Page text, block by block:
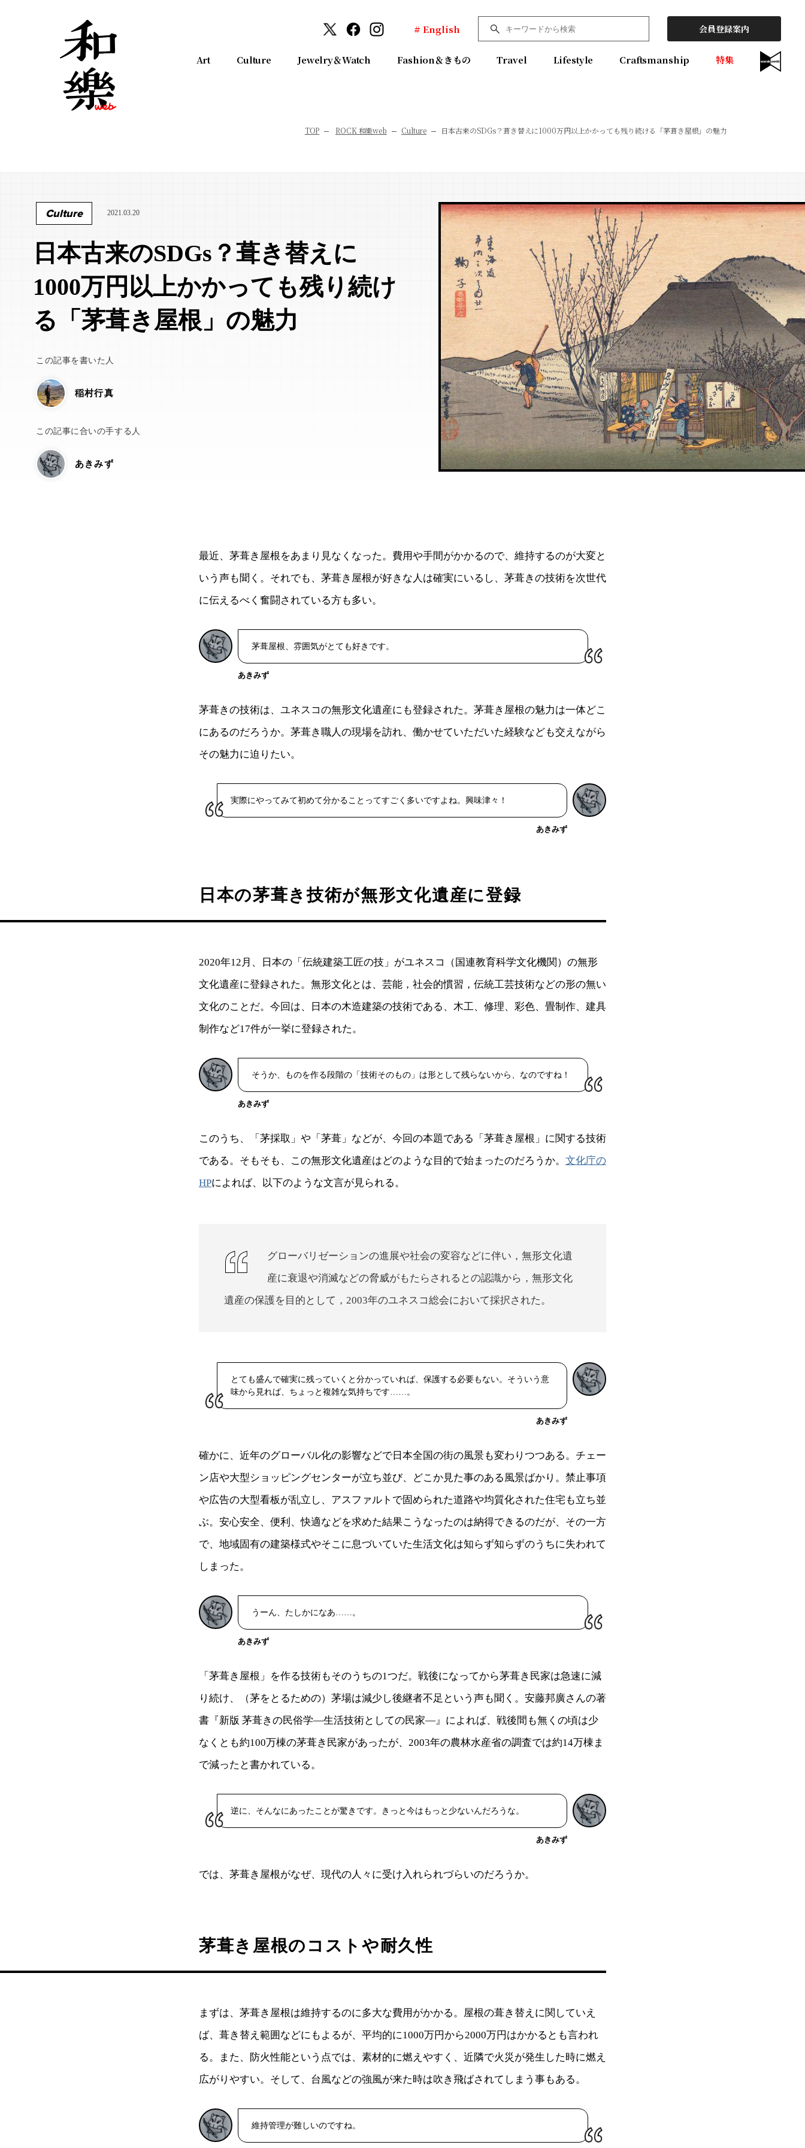
# English 会員登録案内
Art Culture Jewelry＆Watch Fashion＆きもの Travel Lifestyle Craftsmanship 特集
TOP ROCK 和樂web Culture 日本古来のSDGs？葺き替えに1000万円以上かかっても残り続ける「茅葺き屋根」の魅力
Culture 2021.03.20
日本古来のSDGs？葺き替えに
1000万円以上かかっても残り続け
る「茅葺き屋根」の魅力
この記事を書いた人
稲村行真
この記事に合いの手する人
あきみず
最近、茅葺き屋根をあまり見なくなった。費用や手間がかかるので、維持するのが大変と
いう声も聞く。それでも、茅葺き屋根が好きな人は確実にいるし、茅葺きの技術を次世代
に伝えるべく奮闘されている方も多い。
茅葺屋根、雰囲気がとても好きです。
あきみず
茅葺きの技術は、ユネスコの無形文化遺産にも登録された。茅葺き屋根の魅力は一体どこ
にあるのだろうか。茅葺き職人の現場を訪れ、働かせていただいた経験なども交えながら
その魅力に迫りたい。
実際にやってみて初めて分かることってすごく多いですよね。興味津々！
あきみず
日本の茅葺き技術が無形文化遺産に登録
2020年12月、日本の「伝統建築工匠の技」がユネスコ（国連教育科学文化機関）の無形
文化遺産に登録された。無形文化とは、芸能，社会的慣習，伝統工芸技術などの形の無い
文化のことだ。今回は、日本の木造建築の技術である、木工、修理、彩色、畳制作、建具
制作など17件が一挙に登録された。
そうか、ものを作る段階の「技術そのもの」は形として残らないから、なのですね！
あきみず
このうち、「茅採取」や「茅葺」などが、今回の本題である「茅葺き屋根」に関する技術
である。そもそも、この無形文化遺産はどのような目的で始まったのだろうか。 文化庁の
HPによれば、以下のような文言が見られる。
グローバリゼーションの進展や社会の変容などに伴い，無形文化遺
産に衰退や消滅などの脅威がもたらされるとの認識から，無形文化
遺産の保護を目的として，2003年のユネスコ総会において採択された。
とても盛んで確実に残っていくと分かっていれば、保護する必要もない。そういう意
味から見れば、ちょっと複雑な気持ちです……。
あきみず
確かに、近年のグローバル化の影響などで日本全国の街の風景も変わりつつある。チェー
ン店や大型ショッピングセンターが立ち並び、どこか見た事のある風景ばかり。禁止事項
や広告の大型看板が乱立し、アスファルトで固められた道路や均質化された住宅も立ち並
ぶ。安心安全、便利、快適などを求めた結果こうなったのは納得できるのだが、その一方
で、地域固有の建築様式やそこに息づいていた生活文化は知らず知らずのうちに失われて
しまった。
うーん、たしかになあ……。
あきみず
「茅葺き屋根」を作る技術もそのうちの1つだ。戦後になってから茅葺き民家は急速に減
り続け、（茅をとるための）茅場は減少し後継者不足という声も聞く。安藤邦廣さんの著
書『新版 茅葺きの民俗学―生活技術としての民家―』によれば、戦後間も無くの頃は少
なくとも約100万棟の茅葺き民家があったが、2003年の農林水産省の調査では約14万棟ま
で減ったと書かれている。
逆に、そんなにあったことが驚きです。きっと今はもっと少ないんだろうな。
あきみず
では、茅葺き屋根がなぜ、現代の人々に受け入れられづらいのだろうか。
茅葺き屋根のコストや耐久性
まずは、茅葺き屋根は維持するのに多大な費用がかかる。屋根の葺き替えに関していえ
ば、葺き替え範囲などにもよるが、平均的に1000万円から2000万円はかかるとも言われ
る。また、防火性能という点では、素材的に燃えやすく、近隣で火災が発生した時に燃え
広がりやすい。そして、台風などの強風が来た時は吹き飛ばされてしまう事もある。
維持管理が難しいのですね。